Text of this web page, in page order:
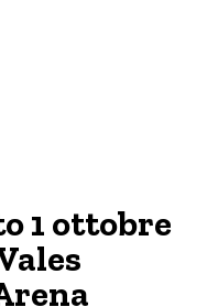
1 ottobre